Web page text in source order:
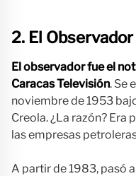
2. El Observador
El observador fue el
Caracas Televisión. Se
noviembre de 1953
Creola. ¿La razón?
las empresas
A partir de 1983, pasó